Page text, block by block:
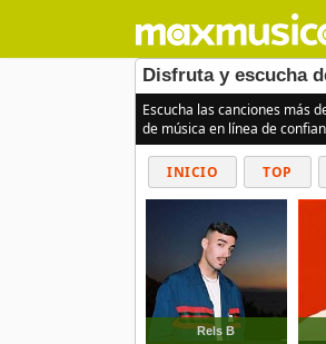
Disfruta y escucha
Escucha las canciones más
de música en línea de
INICIO TOP
Rels B